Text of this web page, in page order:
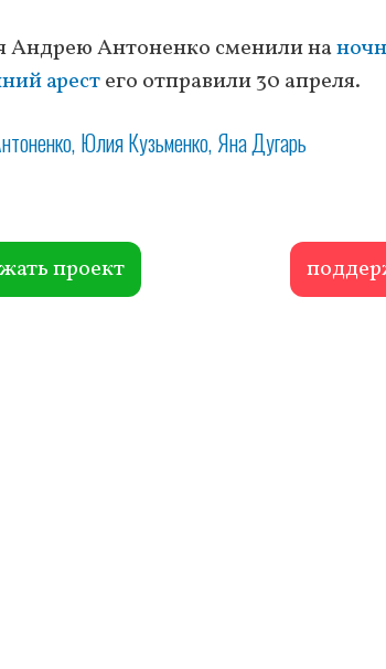
Андрею Антоненко сменили на
арестего отправили 30 апреля.
Юлия Кузьменко Яна Дугарь
проект